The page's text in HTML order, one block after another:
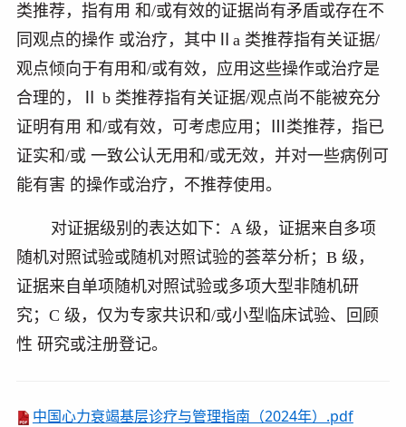
类推荐，指有用 和/或有效的证据尚有矛盾或存在不
同观点的操作 或治疗，其中 Ⅱa 类推荐指有关证据/
观点倾向于有用和/或有效，应用这些操作或治疗是
合理的，
Ⅱ b 类推荐指有关证据/观点尚不能被充分
证明有用 和/或有效，可考虑应用；
类推荐，指已
证实和/或 一致公认无用和/或无效，并对一些病例可
能有害 的操作或治疗，不推荐使用。
对证据级别的表达如下： A 级，证据来自多项
随机对照试验或随机对照试验的荟萃分析； B 级，
证据来自单项随机对照试验或多项大型非随机研
究； C 级，仅为专家共识和/或小型临床试验、回顾
性 研究或注册登记。
中国心力衰竭基层诊疗与管理指南（2024年）.pdf